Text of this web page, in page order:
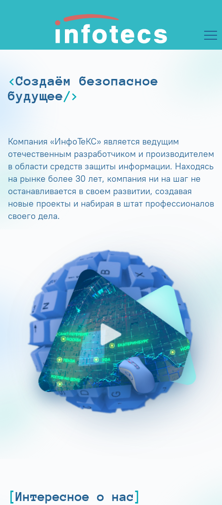
Создаём безопасное
будущее
Компания «ИнфоТеКС» является ведущим
отечественным разработчиком и производителем
в области средств защиты информации. Находясь
на рынке более 30 лет, компания ни на шаг не
останавливается в своем развитии, создавая
новые проекты и набирая в штат профессионалов
своего дела.
Интересное о нас